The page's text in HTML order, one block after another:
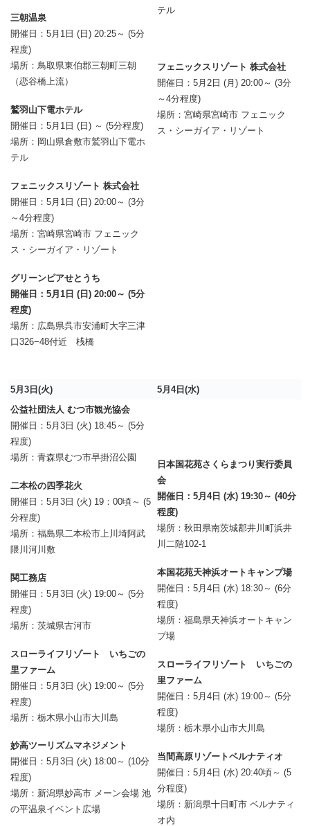
三朝温泉
開催日：5月1日 (日) 20:25～ (5分
程度)
場所：鳥取県東伯郡三朝町三朝
（恋谷橋上流）
鷲羽山下電ホテル
開催日：5月1日 (日) ～ (5分程度)
場所：岡山県倉敷市鷲羽山下電ホ
テル
フェニックスリゾート 株式会社
開催日：5月1日 (日) 20:00～ (3分
～4分程度)
場所：宮崎県宮崎市 フェニック
ス・シーガイア・リゾート
グリーンピアせとうち
開催日：5月1日 (日) 20:00～ (5分
程度)
場所：広島県呉市安浦町大字三津
口326−48付近 桟橋
テル
フェニックスリゾート 株式会社
開催日：5月2日 (月) 20:00～ (3分
～4分程度)
場所：宮崎県宮崎市 フェニック
ス・シーガイア・リゾート
5月3日(火)
5月4日(水)
公益社団法人 むつ市観光協会
開催日：5月3日 (火) 18:45～ (5分
程度)
場所：青森県むつ市早掛沼公園
二本松の四季花火
開催日：5月3日 (火) 19：00頃～ (5
分程度)
場所：福島県二本松市上川埼阿武
隈川河川敷
関工務店
開催日：5月3日 (火) 19:00～ (5分
程度)
場所：茨城県古河市
スローライフリゾート いちごの
里ファーム
開催日：5月3日 (火) 19:00～ (5分
程度)
場所：栃木県小山市大川島
妙高ツーリズムマネジメント
開催日：5月3日 (火) 18:00～ (10分
程度)
場所：新潟県妙高市 メーン会場 池
の平温泉イベント広場
日本国花苑さくらまつり実行委員
会
開催日：5月4日 (水) 19:30～ (40分
程度)
場所：秋田県南茨城郡井川町浜井
川二階102-1
本国花苑天神浜オートキャンプ場
開催日：5月4日 (水) 18:30～ (6分
程度)
場所：福島県天神浜オートキャン
プ場
スローライフリゾート いちごの
里ファーム
開催日：5月4日 (水) 19:00～ (5分
程度)
場所：栃木県小山市大川島
当間高原リゾートベルナティオ
開催日：5月4日 (水) 20:40頃～ (5
分程度)
場所：新潟県十日町市 ベルナティ
オ内